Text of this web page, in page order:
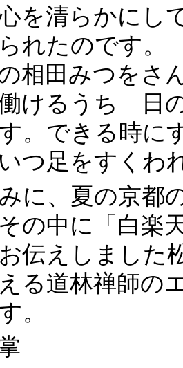
を清らかにし
れたのです。
相田みつをさ
けるうち 日の
。できる時に
つ足をすくわ
に、夏の京都
の中に「白楽
伝えしました
る道林禅師の
。